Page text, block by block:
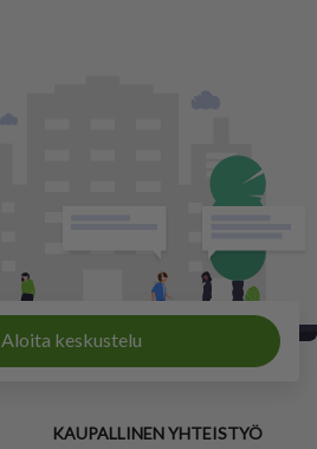
Aloita keskustelu
KAUPALLINEN YHTEISTYÖ